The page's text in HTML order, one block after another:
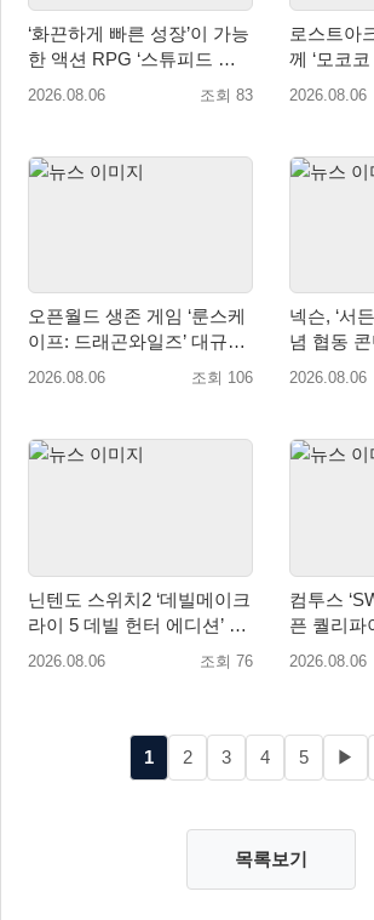
‘화끈하게 빠른 성장’이 가능
한 액션 RPG ‘스튜피드 네
버 다이즈’ 패키지판 예약판
2026.08.06 조회 83
로스트아
께 ‘모코
트’ 출시
2026.08.06
오픈월드 생존 게임 ‘룬스케
이프: 드래곤와일즈’ 대규모
유저 편의성 개선 및 사이드
2026.08.06 조회 106
넥슨, ‘서
념 협동 콘
업데이트
2026.08.06
닌텐도 스위치2 ‘데빌메이크
라이 5 데빌 헌터 에디션’ 패
키지 제품 8월 7일 예약판매
2026.08.06 조회 76
컴투스
픈 퀄리파
즌 개막!
2026.08.06
1 2 3 4 5 ▶
목록보기